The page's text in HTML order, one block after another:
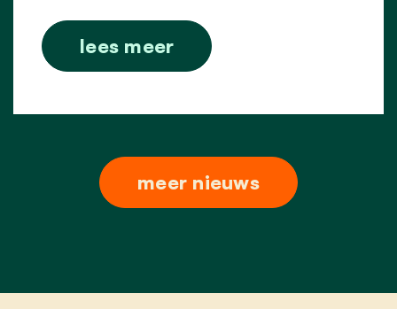
lees meer
meer nieuws